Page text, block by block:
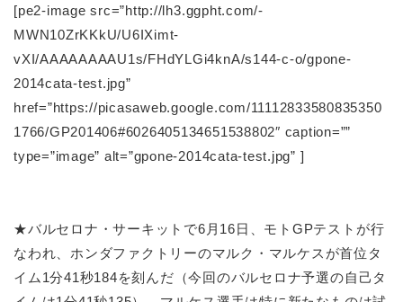
[pe2-image src=”http://lh3.ggpht.com/-
MWN10ZrKKkU/U6IXimt-
vXI/AAAAAAAAU1s/FHdYLGi4knA/s144-c-o/gpone-
2014cata-test.jpg”
href=”https://picasaweb.google.com/11112833580835350
1766/GP201406#6026405134651538802″ caption=””
type=”image” alt=”gpone-2014cata-test.jpg” ]
★バルセロナ・サーキットで6月16日、モトGPテストが行
なわれ、ホンダファクトリーのマルク・マルケスが首位タ
イム1分41秒184を刻んだ（今回のバルセロナ予選の自己タ